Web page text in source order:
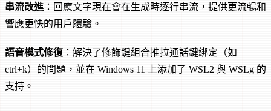
串流改進 ：回應文字現在會在生成時逐行串流，提供更流暢和
響應更快的用戶體驗。
語音模式修復 ：解決了修飾鍵組合推拉通話鍵綁定（如
ctrl+k）的問題，並在 Windows 11 上添加了 WSL2 與 WSLg 的
支持。